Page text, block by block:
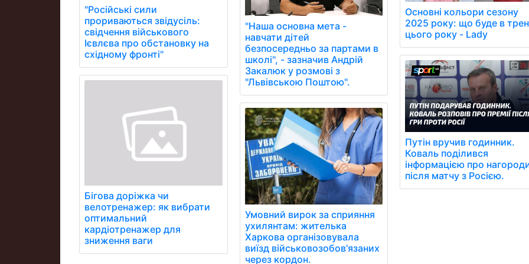
"Російські сили
прориваються звідусіль:
свідчення військового
Ієвлєва про обстановку на
східному фронті"
Бігова доріжка чи
велотренажер: як вибрати
оптимальний
кардіотренажер для
зниження ваги
"Наша основна мета -
навчати дітей
безпосередньо за партами в
школі", - зазначив Андрій
Закалюк у розмові з
"Львівською Поштою".
Умовний вирок за сприяння
ухилянтам: жителька
Харкова організовувала
виїзд військовозобов'язаних
через кордон.
Основні кольори сезону
2025 року: що буде в
цього року - Lady
Путін вручив годинник.
Коваль поділився
інформацією про
після матчу з Росією.